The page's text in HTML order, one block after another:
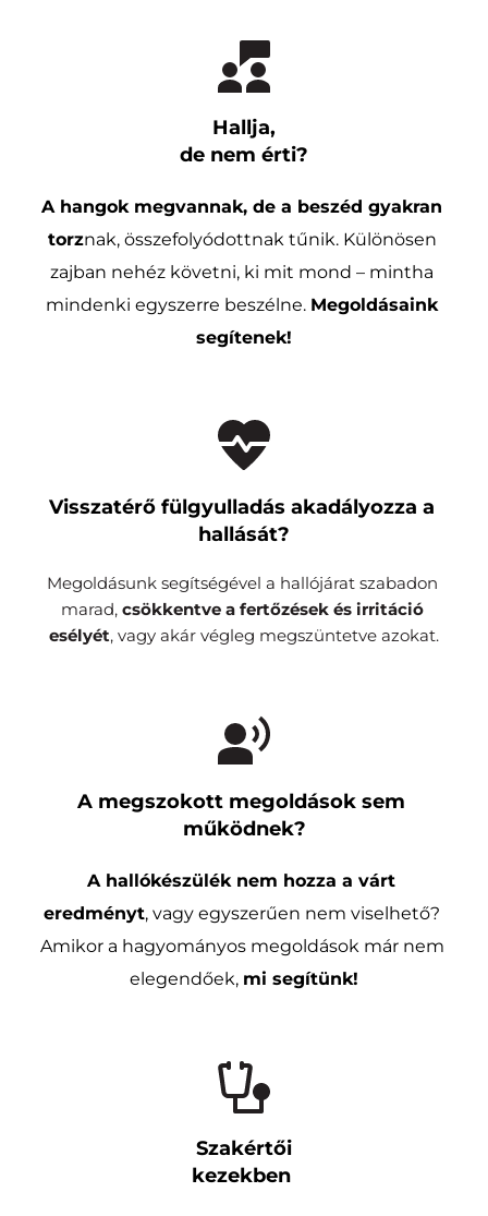
Hallja,
de nem érti?
A hangok megvannak, de a beszéd gyakran
torznak, összefolyódottnak tűnik. Különösen
zajban nehéz követni, ki mit mond – mintha
mindenki egyszerre beszélne. Megoldásaink
segítenek!
Visszatérő fülgyulladás akadályozza a
hallását?
Megoldásunk segítségével a hallójárat szabadon
marad, csökkentve a fertőzések és irritáció
esélyét, vagy akár végleg megszüntetve azokat.
A megszokott megoldások sem
működnek?
A hallókészülék nem hozza a várt
eredményt, vagy egyszerűen nem viselhető?
Amikor a hagyományos megoldások már nem
elegendőek, mi segítünk!
Szakértői
kezekben